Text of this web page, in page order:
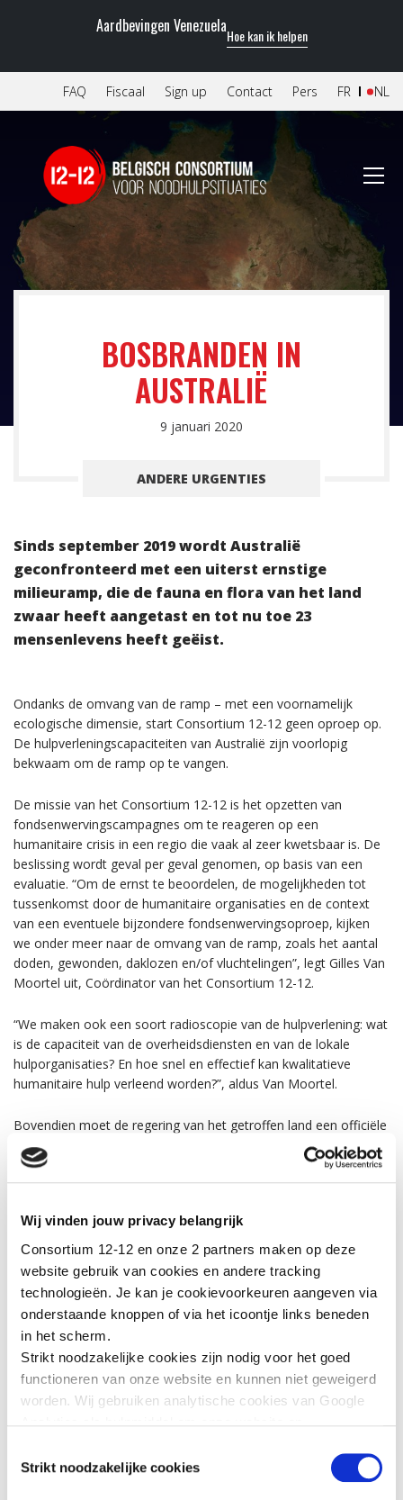
Wij vinden jouw privacy belangrijk
Consortium 12-12 en onze 2 partners maken op deze
website gebruik van cookies en andere tracking
technologieën. Je kan je cookievoorkeuren aangeven via
onderstaande knoppen of via het icoontje links beneden
in het scherm.
Strikt noodzakelijke cookies zijn nodig voor het goed
functioneren van onze website en kunnen niet geweigerd
worden. Wij gebruiken analytische cookies van Google
zorgen ervoor dat je de embedded video’s van YouTube
Strikt noodzakelijke cookies
Aardbevingen VenezuelaHoe kan ik helpen
FAQ Fiscaal Sign up Contact Pers NL
FR
BOSBRANDEN IN
AUSTRALIË
9 januari 2020
ANDERE URGENTIES
Sinds september 2019 wordt Australië
geconfronteerd met een uiterst ernstige
milieuramp, die de fauna en flora van het land
zwaar heeft aangetast en tot nu toe 23
mensenlevens heeft geëist.
Ondanks de omvang van de ramp – met een voornamelijk
ecologische dimensie, start Consortium 12-12 geen oproep op.
De hulpverleningscapaciteiten van Australië zijn voorlopig
bekwaam om de ramp op te vangen.
De missie van het Consortium 12-12 is het opzetten van
fondsenwervingscampagnes om te reageren op een
humanitaire crisis in een regio die vaak al zeer kwetsbaar is. De
beslissing wordt geval per geval genomen, op basis van een
evaluatie. “Om de ernst te beoordelen, de mogelijkheden tot
tussenkomst door de humanitaire organisaties en de context
van een eventuele bijzondere fondsenwervingsoproep, kijken
we onder meer naar de omvang van de ramp, zoals het aantal
doden, gewonden, daklozen en/of vluchtelingen”, legt Gilles Van
Moortel uit, Coördinator van het Consortium 12-12.
“We maken ook een soort radioscopie van de hulpverlening: wat
is de capaciteit van de overheidsdiensten en van de lokale
hulporganisaties? En hoe snel en effectief kan kwalitatieve
humanitaire hulp verleend worden?”, aldus Van Moortel.
Bovendien moet de regering van het getroffen land een officiële
oproep tot internationale noodhulp doen en dat heeft de
Australische regering tot op heden niet gedaan.
via het Belgische Rode Kruis:
https://www.rodekruis.be/hulp/bosbranden-australie/
GERELATEERD NIEUWS